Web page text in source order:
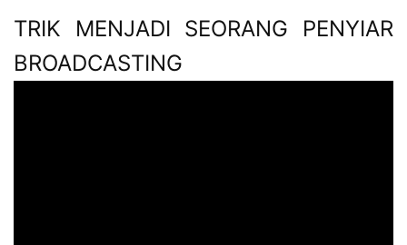
TRIK MENJADI SEORANG PENYIAR
BROADCASTING